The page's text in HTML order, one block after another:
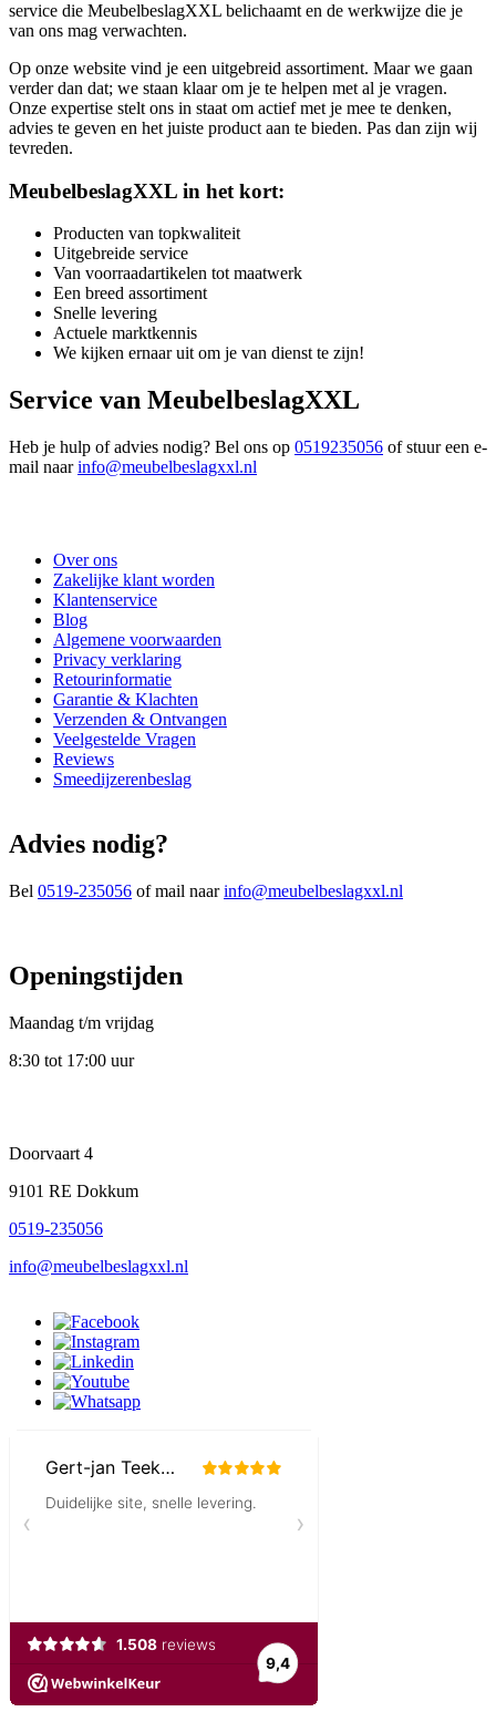
service die MeubelbeslagXXL belichaamt en de werkwijze die je
van ons mag verwachten.
Op onze website vind je een uitgebreid assortiment. Maar we gaan
verder dan dat; we staan klaar om je te helpen met al je vragen.
Onze expertise stelt ons in staat om actief met je mee te denken,
advies te geven en het juiste product aan te bieden. Pas dan zijn wij
tevreden.
MeubelbeslagXXL in het kort:
Producten van topkwaliteit
Uitgebreide service
Van voorraadartikelen tot maatwerk
Een breed assortiment
Snelle levering
Actuele marktkennis
We kijken ernaar uit om je van dienst te zijn!
Service van MeubelbeslagXXL
Heb je hulp of advies nodig? Bel ons op 0519235056 of stuur een e-
mail naarinfo@meubelbeslagxxl.nl
Over ons
Zakelijke klant worden
Klantenservice
Blog
Algemene voorwaarden
Privacy verklaring
Retourinformatie
Garantie & Klachten
Verzenden & Ontvangen
Veelgestelde Vragen
Reviews
Smeedijzerenbeslag
Advies nodig?
Bel 0519-235056 of mail naarinfo@meubelbeslagxxl.nl
Openingstijden
Maandag t/m vrijdag
8:30 tot 17:00 uur
Doorvaart 4
9101 RE Dokkum
0519-235056
info@meubelbeslagxxl.nl